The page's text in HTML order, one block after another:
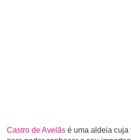
Castro de Avelãs é uma aldeia